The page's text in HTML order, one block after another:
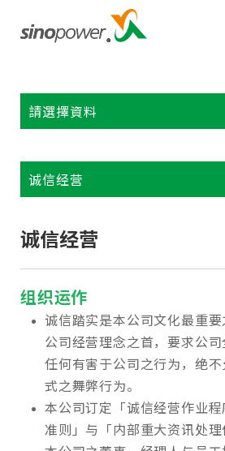
請選擇資料
诚信经营
诚信经营
组织运作
诚信踏实是本公司文化最重
公司经营理念之首，要求公
任何有害于公司之行为，绝
式之舞弊行为。
本公司订定「诚信经营作业
准则」与「内部重大资讯处